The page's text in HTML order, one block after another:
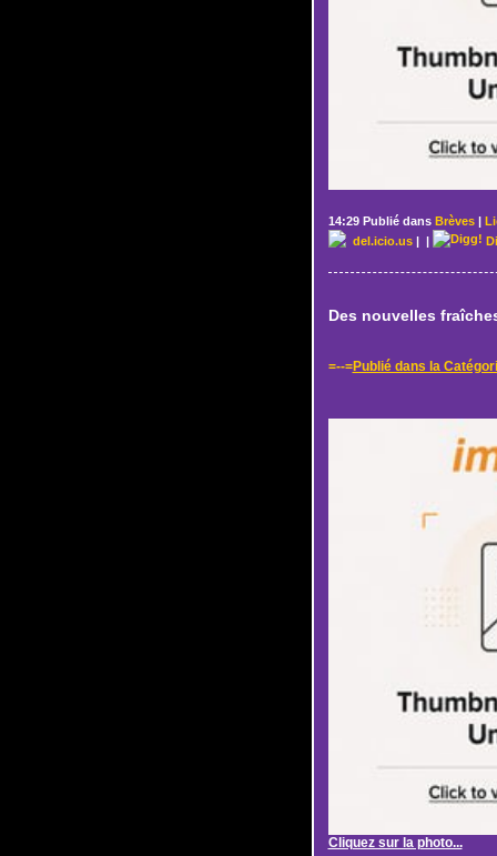
14:29 Publié dans Brèves|
del.icio.us| |
Des nouvelles
=--=Publié dans la
Cliquez sur la photo...